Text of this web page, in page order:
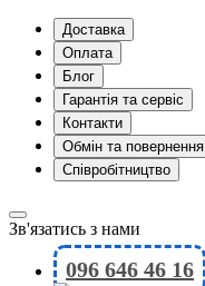
Доставка
Оплата
Блог
Гарантія та сервіс
Контакти
Обмін та повернення
Співробітництво
Зв'язатись з нами
096 646 46 16